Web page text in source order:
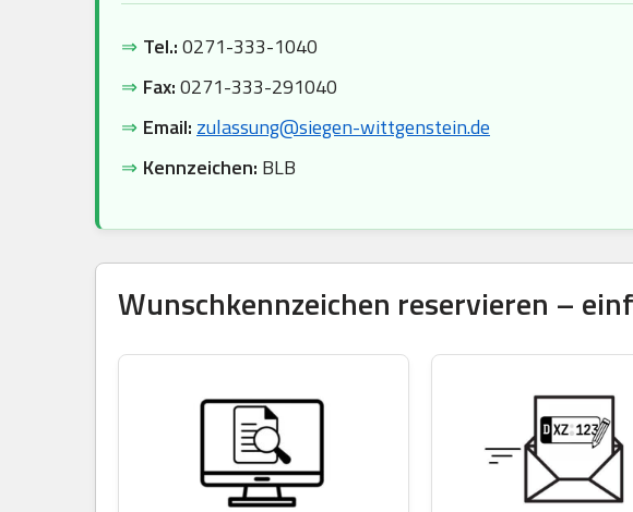
⇒ Tel.:0271-333-1040
⇒ Fax:0271-333-291040
⇒ Email: zulassung@siegen-wittgenstein.de
⇒ Kennzeichen: BLB
Wunschkennzeichen reservieren –